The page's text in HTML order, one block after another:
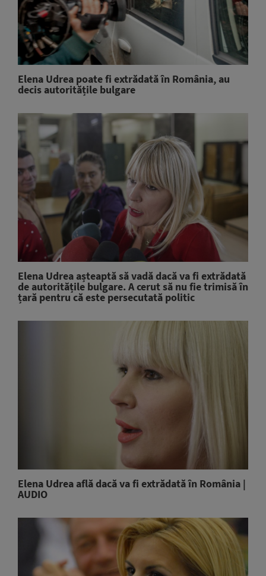
Elena Udrea poate fi extrădată în România, au
decis autoritățile bulgare
Elena Udrea așteaptă să vadă dacă va fi extrădată
de autoritățile bulgare. A cerut să nu fie trimisă în
țară pentru că este persecutată politic
Elena Udrea află dacă va fi extrădată în România |
AUDIO